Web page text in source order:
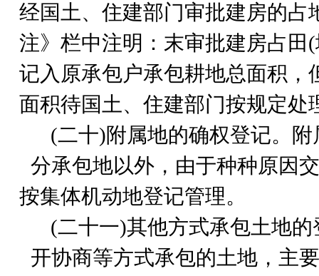
经国土、住建部门审批建房的
注》栏中注明：末审批建房占
记入原承包户承包耕地总面积
面积待国土、住建部门按规定
(二十)附属地的确权登记。
分承包地以外，由于种种原因
按集体机动地登记管理。
(二十一)其他方式承包土地
开协商等方式承包的土地，主